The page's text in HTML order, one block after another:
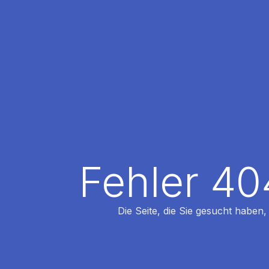
Fehler
Die Seite, die Sie gesucht